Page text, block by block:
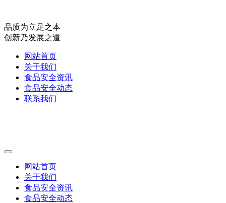
品质为立足之本
创新乃发展之道
网站首页
关于我们
食品安全资讯
食品安全动态
联系我们
网站首页
关于我们
食品安全资讯
食品安全动态